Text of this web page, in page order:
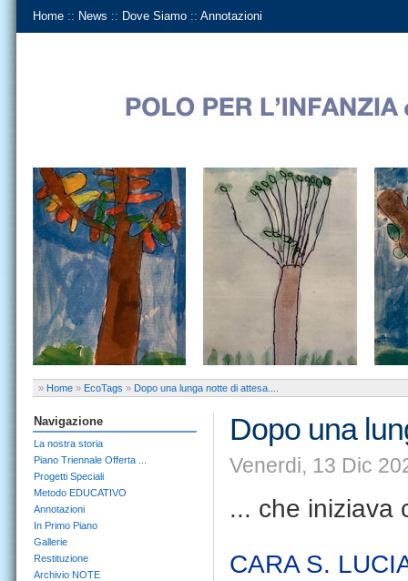
Home :: News :: Dove Siamo :: Annotazioni
» Home » EcoTags » Dopo una lunga notte di attesa....
Dopo una
Venerdi, 13 Dic
... che iniziava
CARA S.
Navigazione
La nostra storia
Piano Triennale Offerta ...
Progetti Speciali
Metodo EDUCATIVO
Annotazioni
In Primo Piano
Gallerie
Restituzione
Archivio NOTE